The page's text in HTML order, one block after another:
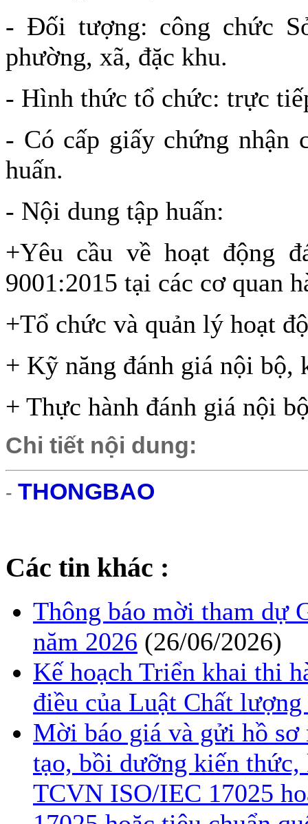
- Đối tượng: công chức
phường, xã, đặc khu.
- Hình thức tổ chức: trực
- Có cấp giấy chứng nhận
huấn.
- Nội dung tập huấn:
+Yêu cầu về hoạt động
9001:2015 tại các cơ quan
+Tổ chức và quản lý hoạt
+ Kỹ năng đánh giá nội bộ,
+ Thực hành đánh giá nội
Chi tiết nội dung:
- THONGBAO
Các tin khác :
Thông báo mời tham dự
năm 2026 (26/06/2026)
Kế hoạch Triển khai thi
điều của Luật Chất lượng
Mời báo giá và gửi hồ sơ
tạo, bồi dưỡng kiến thức,
TCVN ISO/IEC 17025